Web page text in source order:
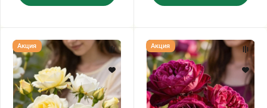
Роза
"ВАНЕССА
БЕЛЛ"
Акция
Роза
"ВИЛЬЯМ
ШЕКСПИР"
Акция